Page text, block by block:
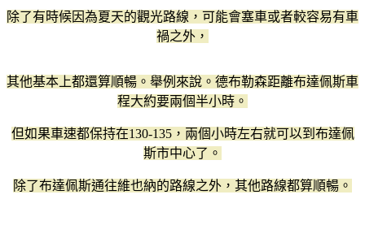
除了有時候因為夏天的觀光路線，可能會塞車或者較容易有車
禍之外，
其他基本上都還算順暢。舉例來說。德布勒森距離布達佩斯車
程大約要兩個半小時。
但如果車速都保持在130-135，兩個小時左右就可以到布達佩
斯市中心了。
除了布達佩斯通往維也納的路線之外，其他路線都算順暢。